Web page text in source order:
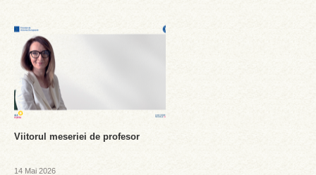
Viitorul meseriei de profesor
14 Mai 2026